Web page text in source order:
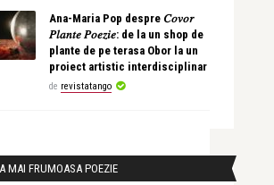
Ana-Maria Pop despre 𝐶𝑜𝑣𝑜𝑟
𝑃𝑙𝑎𝑛𝑡𝑒 𝑃𝑜𝑒𝑧𝑖𝑒: de la un shop de
plante de pe terasa Obor la un
proiect artistic interdisciplinar
de revistatango
MAI FRUMOASA POEZIE